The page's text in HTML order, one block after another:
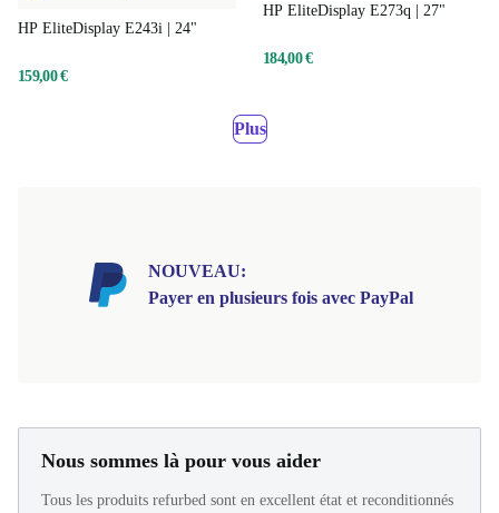
HP EliteDisplay E243i | 24"
159,00 €
HP EliteDisplay E273q | 27"
184,00 €
Plus
NOUVEAU:
Payer en plusieurs fois avec PayPal
Nous sommes là pour vous aider
Tous les produits refurbed sont en excellent état et reconditionnés